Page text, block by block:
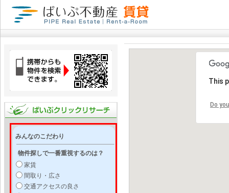
みんなのこだわり
物件探しで一番重視するのは？
家賃
間取り・広さ
交通アクセスの良さ
This
Do